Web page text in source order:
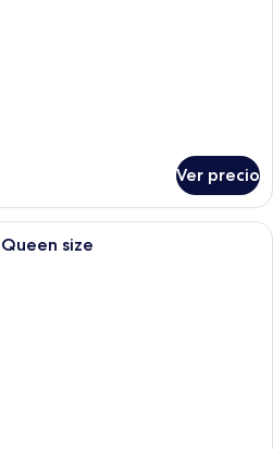
Ver precio
Habitación de hotel con una cama
size